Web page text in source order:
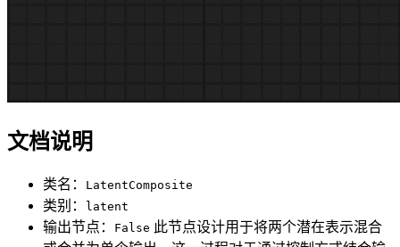
文档说明
类名： LatentComposite
类别： latent
输出节点： False 此节点设计用于将两个潜在表示混合